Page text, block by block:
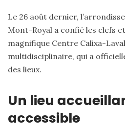
Le 26 août dernier,
Mont-Royal a confié les clefs
magnifique Centre Calixa-
multidisciplinaire, qui a
des lieux.
Un lieu
accessible